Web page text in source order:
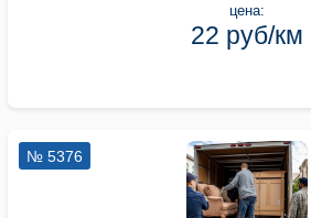
цена:
22 руб/км
№ 5376